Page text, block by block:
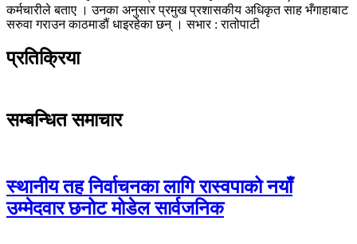
कर्मचारीले बताए । उनका अनुसार प्रमुख प्रशासकीय अधिकृत साह भँगाहाबाट
सरुवा गराउन काठमाडौं धाइरहेका छन् । सभार : रातोपाटी
प्रतिक्रिया
सम्बन्धित समाचार
स्थानीय तह निर्वाचनका लागि रास्वपाको नयाँ
उम्मेदवार छनोट मोडेल सार्वजनिक